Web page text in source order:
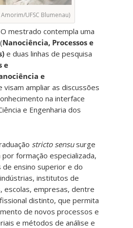
UFSC Blumenau)
mestrado contempla uma
Nanociência, Processos e
e duas linhas de pesquisa
e
e
visam ampliar as discussões
na interface
e Engenharia dos
stricto sensusurge
formação especializada,
ensino superior e do
institutos de
escolas, empresas, dentre
distinto, que permita
de novos processos e
e métodos de análise e